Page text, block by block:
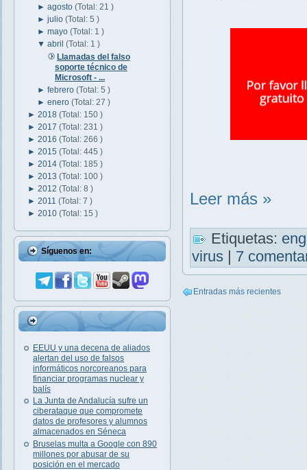
►agosto(Total: 21 )
►julio(Total: 5 )
►mayo(Total: 1 )
▼abril(Total: 1 )
Llamadas del falso
soporte técnico de
Microsoft - ...
►febrero(Total: 5 )
►enero(Total: 27 )
► 2018 (Total: 150 )
► 2017 (Total: 231 )
► 2016 (Total: 266 )
► 2015 (Total: 445 )
► 2014 (Total: 185 )
► 2013 (Total: 100 )
► 2012 (Total: 8 )
► 2011 (Total: 7 )
► 2010 (Total: 15 )
Síguenos en:
EEUU y una decena de aliados
alertan del uso de falsos
informáticos norcoreanos para
financiar programas nuclear y
balís
La Junta de Andalucía sufre un
ciberataque que compromete
datos de profesores y alumnos
almacenados en Séneca
Bruselas multa a Google con 890
millones por abusar de su
posición en el mercado
Leer más »
Etiquetas:
virus | 7
Entradas más recientes